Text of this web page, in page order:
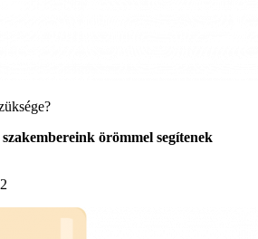
örömmel segítenek